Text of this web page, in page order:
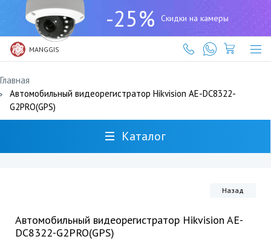
-25% Скидки на камеры
MANGGIS
(727)
317-
61-
61
Главная
Автомобильный видеорегистратор Hikvision AE-DC8322-
G2PRO(GPS)
Каталог
Назад
Автомобильный видеорегистратор Hikvision AE-
DC8322-G2PRO(GPS)